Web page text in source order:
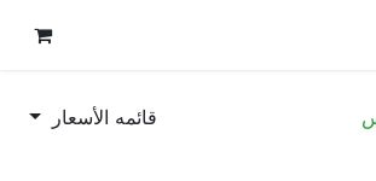
قائمه الأسعار